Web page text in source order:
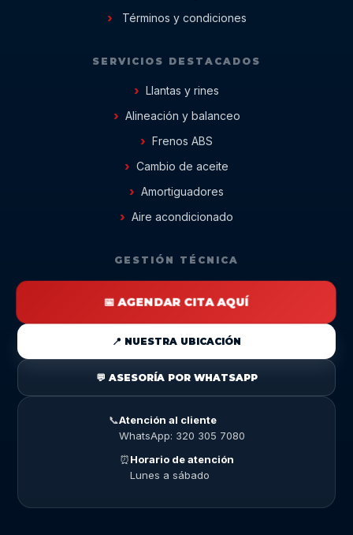
Términos y condiciones
SERVICIOS DESTACADOS
Llantas y rines
Alineación y balanceo
Frenos ABS
Cambio de aceite
Amortiguadores
Aire acondicionado
GESTIÓN TÉCNICA
📅 AGENDAR CITA AQUÍ
📍 NUESTRA UBICACIÓN
💬 ASESORÍA POR WHATSAPP
📞Atención al cliente
WhatsApp: 320 305 7080
⏰Horario de atención
Lunes a sábado